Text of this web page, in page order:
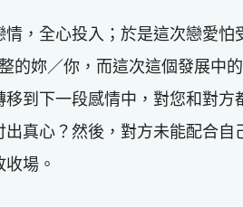
，全心投入；於是這次戀愛怕
的妳／你，而這次這個發展中
到下一段感情中，對您和對方
真心？然後，對方未能配合自
場。